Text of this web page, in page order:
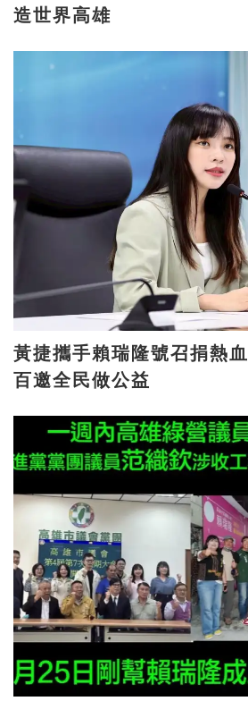
造世界高雄
黃捷攜手賴瑞隆號召捐熱血 8/9高雄大遠
百邀全民做公益